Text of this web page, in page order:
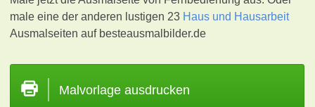
male eine der anderen lustigen 23 Haus und Hausarbeit
Ausmalseiten auf besteausmalbilder.de
Malvorlage ausdrucken